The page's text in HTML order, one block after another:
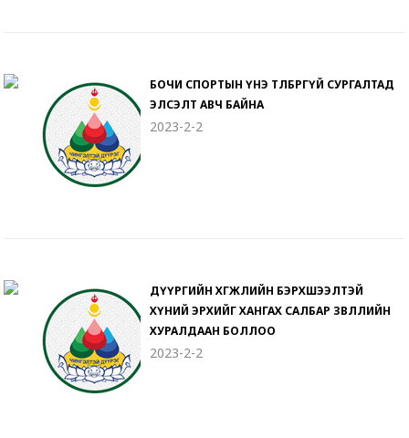
БОЧИ СПОРТЫН ҮНЭ ТӨЛБӨРГҮЙ СУРГАЛТАД
ЭЛСЭЛТ АВЧ БАЙНА
2023-2-2
ДҮҮРГИЙН ХӨГЖЛИЙН БЭРХШЭЭЛТЭЙ
ХҮНИЙ ЭРХИЙГ ХАНГАХ САЛБАР ЗӨВЛӨЛИЙН
ХУРАЛДААН БОЛЛОО
2023-2-2